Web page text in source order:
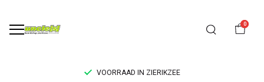
0
VOORRAAD IN ZIERIKZEE